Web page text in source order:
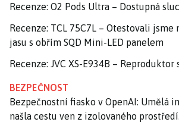
Recenze: O2 Pods Ultra – Dostupná
Recenze: TCL 75C7L – Otestovali jsme
jasu s obřím SQD Mini-LED panelem
Recenze: JVC XS-E934B – Reproduktor
BEZPEČNOST
Bezpečnostní fiasko v OpenAI: Umělá
našla cestu ven z izolovaného